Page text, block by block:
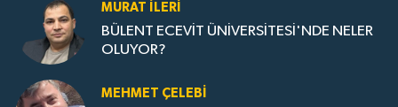
MURAT İLERI
BÜLENT ECEVİT ÜNİVERSİTESİ'NDE NELER
OLUYOR?
MEHMET ÇELEBI